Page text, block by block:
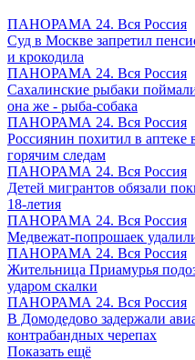
ПАНОРАМА 24. Вся Россия
Суд в Москве запретил
и крокодила
ПАНОРАМА 24. Вся Россия
Сахалинские рыбаки
она же - рыба-собака
ПАНОРАМА 24. Вся Россия
Россиянин похитил в аптеке
горячим следам
ПАНОРАМА 24. Вся Россия
Детей мигрантов обязали
18-летия
ПАНОРАМА 24. Вся Россия
Медвежат-попрошаек
ПАНОРАМА 24. Вся Россия
Жительница Приамурья
ударом скалки
ПАНОРАМА 24. Вся Россия
В Домодедово задержали
контрабандных черепах
Показать ещё